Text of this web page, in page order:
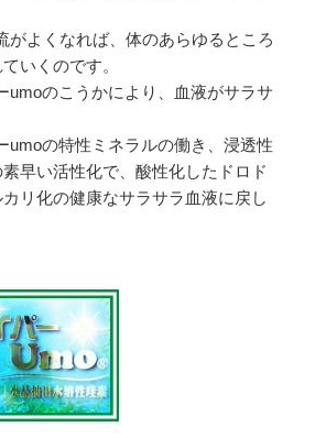
がよくなれば、体のあらゆるところ
いくのです。
umoのこうかにより、血液がサラサ
umoの特性ミネラルの働き、浸透性
早い活性化で、酸性化したドロド
リ化の健康なサラサラ血液に戻し